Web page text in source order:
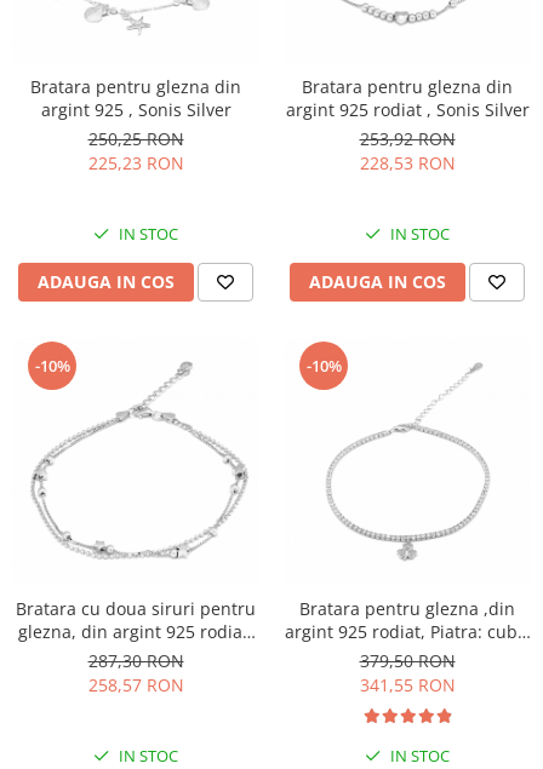
Bratara pentru glezna din
argint 925 , Sonis Silver
250,25 RON
225,23 RON
IN STOC
ADAUGA IN COS
Bratara pentru glezna din
argint 925 rodiat , Sonis Silver
253,92 RON
228,53 RON
IN STOC
ADAUGA IN COS
-10%
Bratara cu doua siruri pentru
glezna, din argint 925 rodiat,
Sonis Silver
287,30 RON
258,57 RON
IN STOC
-10%
Bratara pentru glezna ,din
argint 925 rodiat, Piatra: cubic
zirconia, Culoare:
transparenta, Sonis Silver
379,50 RON
341,55 RON
IN STOC